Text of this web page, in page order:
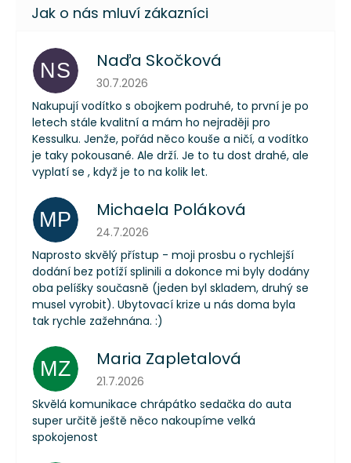
NS Naďa Skočková
Hodnocení obchodu je 5 z 5 hvězdiček.
30.7.2026
Nakupují vodítko s obojkem podruhé, to první je po
letech stále kvalitní a mám ho nejraději pro
Kessulku. Jenže, pořád něco kouše a ničí, a vodítko
je taky pokousané. Ale drží. Je to tu dost drahé, ale
vyplatí se , když je to na kolik let.
MP Michaela Poláková
Hodnocení obchodu je 5 z 5 hvězdiček.
24.7.2026
Naprosto skvělý přístup - moji prosbu o rychlejší
dodání bez potíží splinili a dokonce mi byly dodány
oba pelíšky současně (jeden byl skladem, druhý se
musel vyrobit). Ubytovací krize u nás doma byla
tak rychle zažehnána. :)
MZ Maria Zapletalová
Hodnocení obchodu je 5 z 5 hvězdiček.
21.7.2026
Skvělá komunikace chrápátko sedačka do auta
super určitě ještě něco nakoupíme velká
spokojenost